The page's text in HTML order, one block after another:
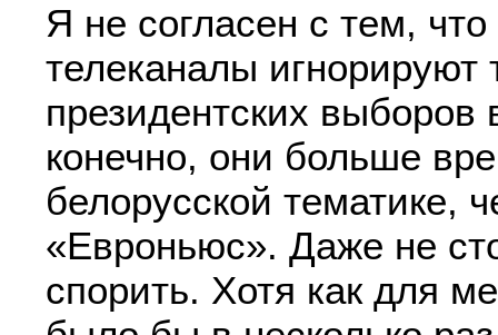
Я не согласен с тем,
телеканалы игнорируют
президентских
конечно, они больше
белорусской тематике,
«Евроньюс». Даже не
спорить. Хотя как для